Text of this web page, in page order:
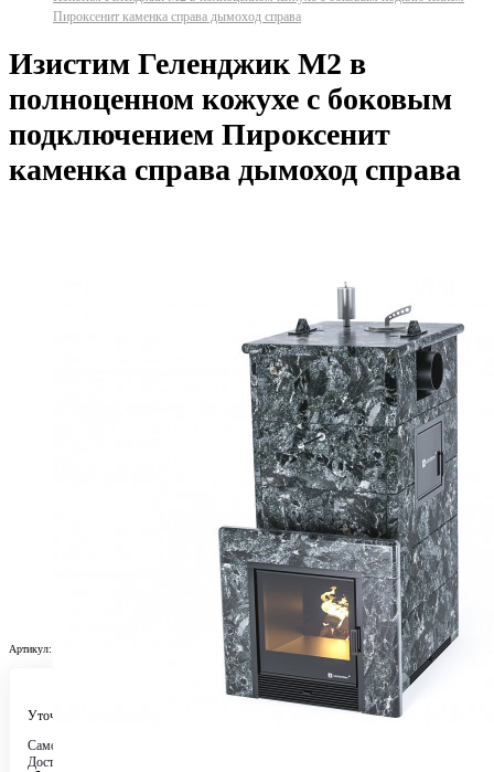
Пироксенит каменка справа дымоход справа
Изистим Геленджик М2 в
полноценном кожухе с боковым
подключением Пироксенит
каменка справа дымоход справа
Артикул:
Уточняйте у менеджера
Самовывоз
Доставка по городу